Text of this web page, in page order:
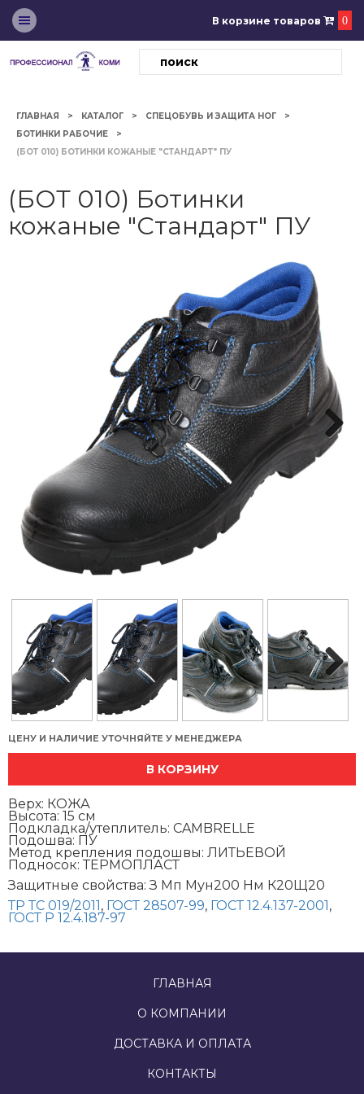
В корзине товаров 0
ГЛАВНАЯ КАТАЛОГ
СПЕЦОБУВЬ И ЗАЩИТА НОГ
БОТИНКИ РАБОЧИЕ
(БОТ 010) БОТИНКИ КОЖАНЫЕ "СТАНДАРТ" ПУ
(БОТ 010) Ботинки
кожаные "Стандарт" ПУ
Next
Next
ЦЕНУ И НАЛИЧИЕ УТОЧНЯЙТЕ У МЕНЕДЖЕРА
В КОРЗИНУ
Верх: КОЖА
Высота: 15 см
Подкладка/утеплитель: CAMBRELLE
Подошва: ПУ
Метод крепления подошвы: ЛИТЬЕВОЙ
Подносок: ТЕРМОПЛАСТ
Защитные свойства:З Мп Мун200 Нм К20Щ20
ТР ТС 019/2011, ГОСТ 28507-99, ГОСТ 12.4.137-2001,
ГОСТ Р 12.4.187-97
ГЛАВНАЯ
О КОМПАНИИ
ДОСТАВКА И ОПЛАТА
КОНТАКТЫ